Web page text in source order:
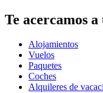
Te acercamos
Alojamientos
Vuelos
Paquetes
Coches
Alquileres de